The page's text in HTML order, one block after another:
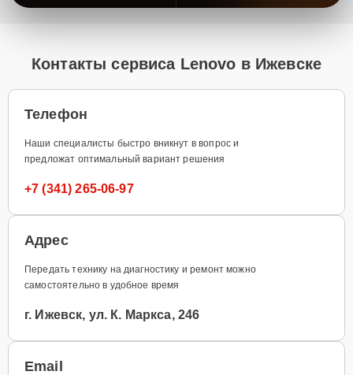
Контакты сервиса Lenovo в Ижевске
Телефон
Наши специалисты быстро вникнут в вопрос и
предложат оптимальный вариант решения
+7 (341) 265-06-97
Адрес
Передать технику на диагностику и ремонт можно
самостоятельно в удобное время
г. Ижевск, ул. К. Маркса, 246
Email